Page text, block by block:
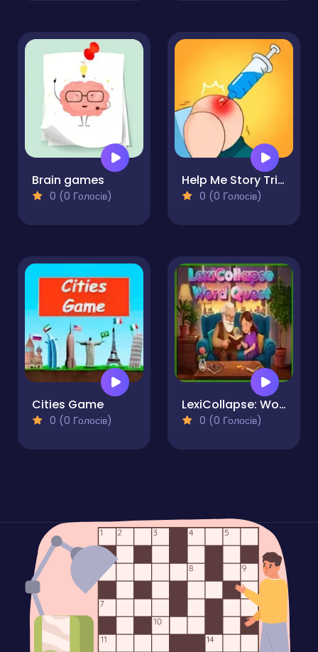
Brain games
0 (0 Голосів)
Help Me Story Tricky
0 (0 Голосів)
Cities Game
0 (0 Голосів)
LexiCollapse: Word Quest
0 (0 Голосів)